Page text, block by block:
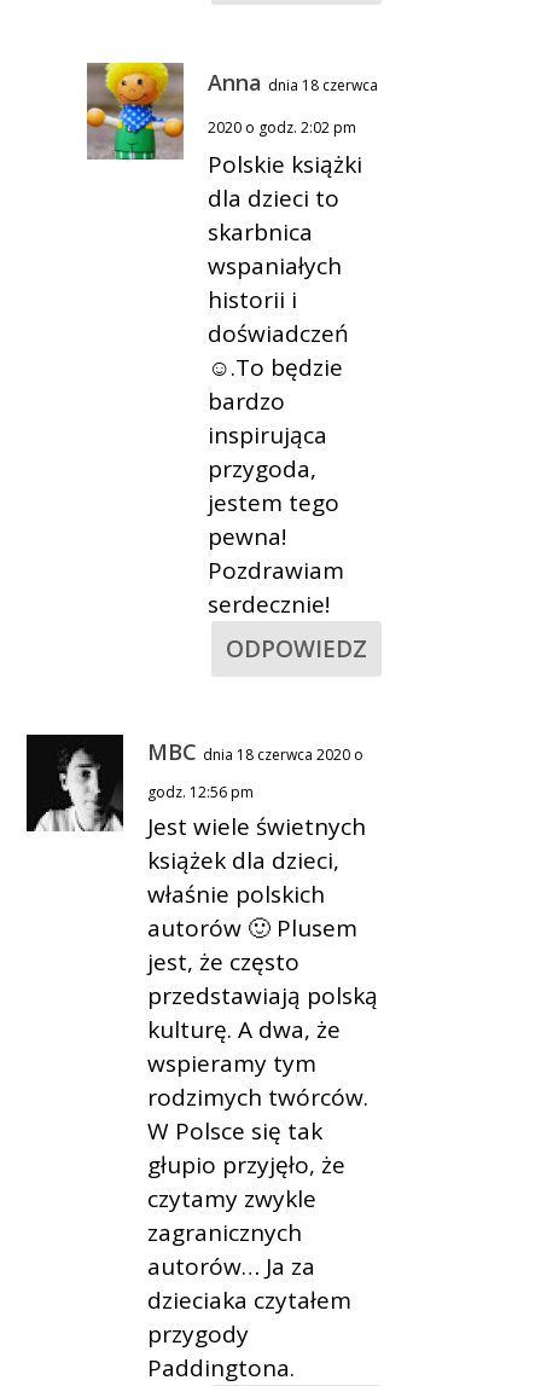
Anna dnia 18 czerwca
2020 o godz. 2:02 pm
Polskie książki
dla dzieci to
skarbnica
wspaniałych
historii i
doświadczeń
☺.To będzie
bardzo
inspirująca
przygoda,
jestem tego
pewna!
Pozdrawiam
serdecznie!
ODPOWIEDZ
MBC dnia 18 czerwca 2020 o
godz. 12:56 pm
Jest wiele świetnych
książek dla dzieci,
właśnie polskich
autorów 🙂 Plusem
jest, że często
przedstawiają polską
kulturę. A dwa, że
wspieramy tym
rodzimych twórców.
W Polsce się tak
głupio przyjęło, że
czytamy zwykle
zagranicznych
autorów… Ja za
dzieciaka czytałem
przygody
Paddingtona.